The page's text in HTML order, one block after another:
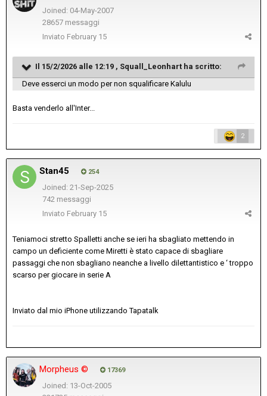
Joined: 04-May-2007
28657 messaggi
Inviato February 15
Il 15/2/2026 alle 12:19 , Squall_Leonhart ha scritto:
Deve esserci un modo per non squalificare Kalulu
Basta venderlo all'Inter...
2
Stan45 254
Joined: 21-Sep-2025
742 messaggi
Inviato February 15
Teniamoci stretto Spalletti anche se ieri ha sbagliato mettendo in
campo un deficiente come Miretti è stato capace di sbagliare
passaggi che non sbagliano neanche a livello dilettantistico e ‘ troppo
scarso per giocare in serie A
Inviato dal mio iPhone utilizzando Tapatalk
Morpheus © 17369
Joined: 13-Oct-2005